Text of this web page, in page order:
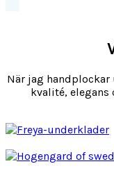
När jag
kvalité, elegans